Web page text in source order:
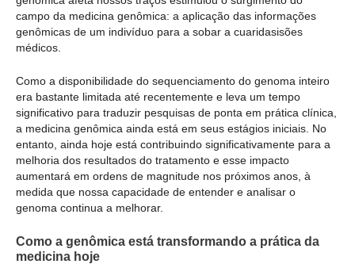
campo da medicina genômica: a aplicação das informações
genômicas de um indivíduo para a sobar a cuaridasisões
médicos.
Como a disponibilidade do sequenciamento do genoma inteiro
era bastante limitada até recentemente e leva um tempo
significativo para traduzir pesquisas de ponta em prática clínica,
a medicina genômica ainda está em seus estágios iniciais. No
entanto, ainda hoje está contribuindo significativamente para a
melhoria dos resultados do tratamento e esse impacto
aumentará em ordens de magnitude nos próximos anos, à
medida que nossa capacidade de entender e analisar o
genoma continua a melhorar.
Como a genômica está transformando a prática da
medicina hoje